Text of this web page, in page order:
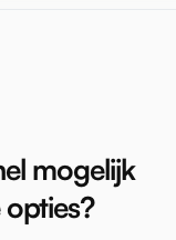
mogelijk